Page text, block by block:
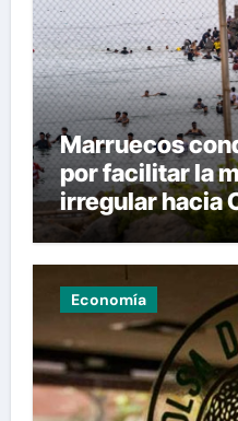
Marruecos
por facilitar la
irregular hacia
Economía